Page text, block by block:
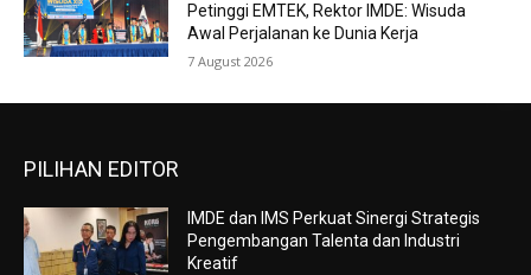
Petinggi EMTEK, Rektor IMDE: Wisuda
Awal Perjalanan ke Dunia Kerja
7 August 2026
PILIHAN EDITOR
IMDE dan IMS Perkuat Sinergi Strategis
Pengembangan Talenta dan Industri
Kreatif